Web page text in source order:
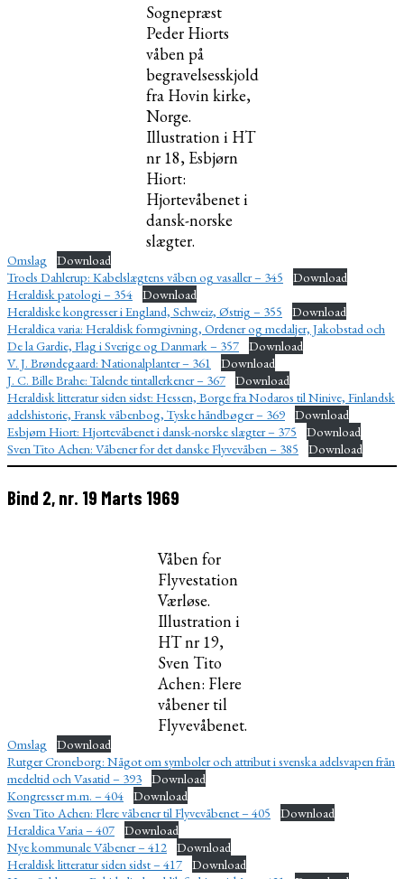
Sognepræst
Peder Hiorts
våben på
begravelsesskjold
fra Hovin kirke,
Norge.
Illustration i HT
nr 18, Esbjørn
Hiort:
Hjortevåbenet i
dansk-norske
slægter.
Omslag
Download
Troels Dahlerup: Kabelslægtens våben og vasaller – 345
Download
Heraldisk patologi – 354 Download
Heraldiske kongresser i England, Schweiz, Østrig – 355
Download
Heraldica varia: Heraldisk formgivning, Ordener og medaljer, Jakobstad och
De la Gardie, Flag i Sverige og Danmark – 357 Download
V. J. Brøndegaard: Nationalplanter – 361
Download
J. C. Bille Brahe: Talende tintallerkener – 367 Download
Heraldisk litteratur siden sidst: Hessen, Borge fra Nodaros til Ninive, Finlandsk
adelshistorie, Fransk våbenbog, Tyske håndbøger – 369 Download
Esbjørn Hiort: Hjortevåbenet i dansk-norske slægter – 375
Download
Sven Tito Achen: Våbener for det danske Flyvevåben – 385
Download
Bind 2, nr. 19 Marts 1969
Våben for
Flyvestation
Værløse.
Illustration i
HT nr 19,
Sven Tito
Achen: Flere
våbener til
Flyvevåbenet.
Omslag
Download
Rutger Croneborg: Något om symboler och attribut i svenska adelsvapen från
medeltid och Vasatid – 393 Download
Kongresser m.m. – 404 Download
Sven Tito Achen: Flere våbener til Flyvevåbenet – 405
Download
Heraldica Varia – 407 Download
Nye kommunale Våbener – 412 Download
Heraldisk litteratur siden sidst – 417 Download